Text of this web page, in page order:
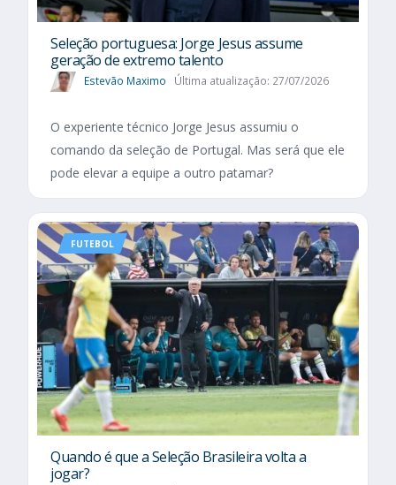
Seleção portuguesa: Jorge Jesus assume
geração de extremo talento
Estevão Maximo Última atualização: 27/07/2026
O experiente técnico Jorge Jesus assumiu o
comando da seleção de Portugal. Mas será que ele
pode elevar a equipe a outro patamar?
FUTEBOL
Quando é que a Seleção Brasileira volta a
jogar?